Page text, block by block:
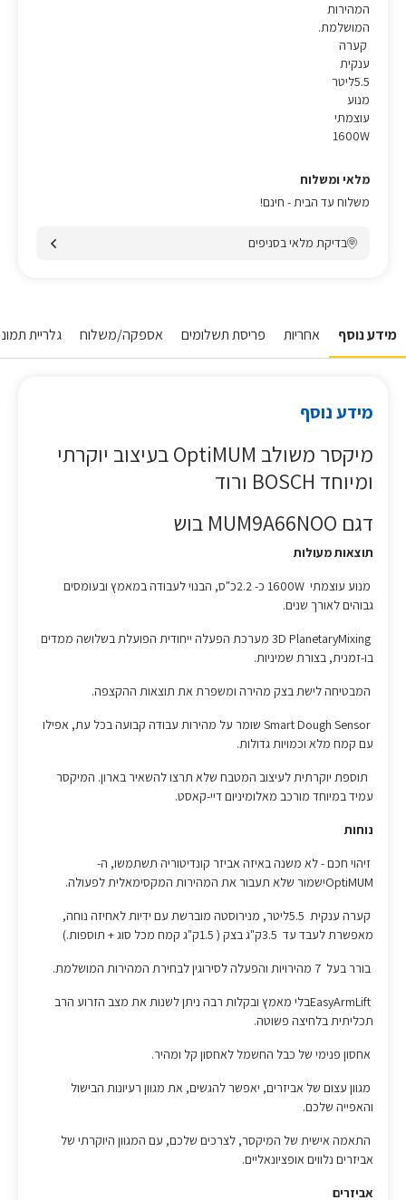
המהירות
המושלמת.
קערה
ענקית
5.5ליטר
מנוע
עוצמתי
1600W
מלאי ומשלוח
משלוח עד הבית - חינם!
בדיקת מלאי בסניפים
מידע נוסף אחריות פריסת תשלומים אספקה/משלוח גלריית
מידע נוסף
מיקסר משולב OptiMUM בעיצוב יוקרתי
ומיוחד BOSCH ורוד
דגם MUM9A66NOO בוש
תוצאות מעולות
מנוע עוצמתי 1600W כ- 2.2כ"ס, הבנוי לעבודה במאמץ ובעומסים
גבוהים לאורך שנים.
3D PlanetaryMixing מערכת הפעלה ייחודית הפועלת בשלושה ממדים
בו-זמנית, בצורת שמיניות.
המבטיחה לישת בצק מהירה ומשפרת את תוצאות ההקצפה.
Smart Dough Sensor שומר על מהירות עבודה קבועה בכל עת, אפילו
עם קמח מלא וכמויות גדולות.
תוספת יוקרתית לעיצוב המטבח שלא תרצו להשאיר בארון. המיקסר
עמיד במיוחד מורכב מאלומיניום דיי-קאסט.
נוחות
זיהוי חכם - לא משנה באיזה אביזר קונדיטוריה תשתמשו, ה-
OptiMUMישמור שלא תעבור את המהירות המקסימאלית לפעולה.
קערה ענקית 5.5ליטר, מנירוסטה מוברשת עם ידיות לאחיזה נוחה,
מאפשרת לעבד עד 3.5ק"ג בצק ( 1.5ק"ג קמח מכל סוג + תוספות.)
בורר בעל 7 מהירויות והפעלה לסירוגין לבחירת המהירות המושלמת.
EasyArmLiftבלי מאמץ ובקלות רבה ניתן לשנות את מצב הזרוע הרב
תכליתית בלחיצה פשוטה.
אחסון פנימי של כבל החשמל לאחסון קל ומהיר.
מגוון עצום של אביזרים, יאפשר להגשים, את מגוון רעיונות הבישול
והאפייה שלכם.
התאמה אישית של המיקסר, לצרכים שלכם, עם המגוון היוקרתי של
אביזרים נלווים אופציונאליים.
אביזרים